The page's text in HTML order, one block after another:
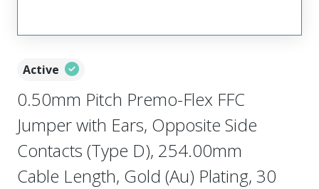
Active
0.50mm Pitch Premo-Flex FFC
Jumper with Ears, Opposite Side
Contacts (Type D), 254.00mm
Cable Length, Gold (Au) Plating, 30